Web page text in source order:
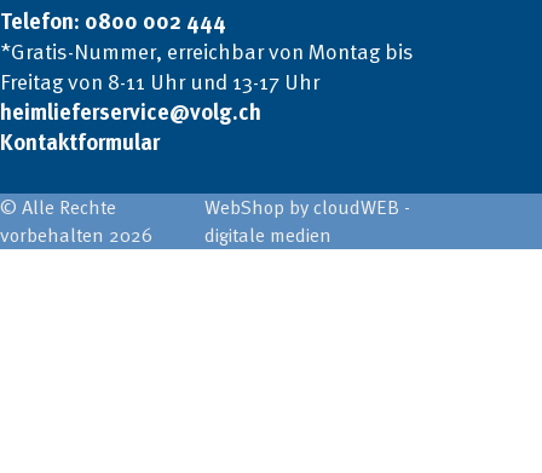
Telefon: 0800 002 444
*Gratis-Nummer, erreichbar von Montag bis
Freitag von 8-11 Uhr und 13-17 Uhr
heimlieferservice@volg.ch
Kontaktformular
© Alle Rechte
vorbehalten 2026
WebShop by cloudWEB -
digitale medien